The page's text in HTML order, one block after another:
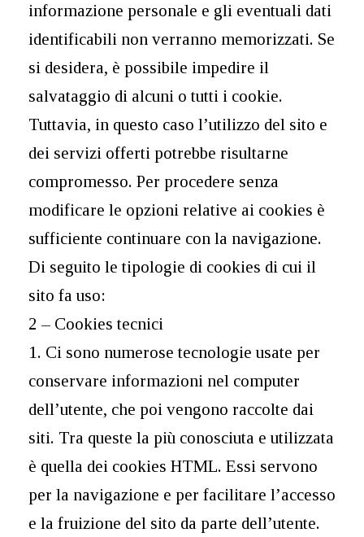
informazione personale e gli eventuali dati
identificabili non verranno memorizzati. Se
si desidera, è possibile impedire il
salvataggio di alcuni o tutti i cookie.
Tuttavia, in questo caso l’utilizzo del sito e
dei servizi offerti potrebbe risultarne
compromesso. Per procedere senza
modificare le opzioni relative ai cookies è
sufficiente continuare con la navigazione.
Di seguito le tipologie di cookies di cui il
sito fa uso:
2 – Cookies tecnici
1. Ci sono numerose tecnologie usate per
conservare informazioni nel computer
dell’utente, che poi vengono raccolte dai
siti. Tra queste la più conosciuta e utilizzata
è quella dei cookies HTML. Essi servono
per la navigazione e per facilitare l’accesso
e la fruizione del sito da parte dell’utente.